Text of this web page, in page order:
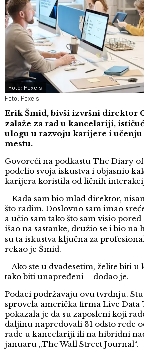
Foto: Pexels
Foto: Pexels
Erik Šmid, bivši izvršni direktor
zalaže za rad u kancelariji,
ulogu u razvoju karijere i učenju
mestu.
Govoreći na podkastu The Diary of
podelio svoja iskustva i objasnio
karijera koristila od ličnih
– Kada sam bio mlad direktor,
što radim. Doslovno sam imao
a učio sam tako što sam visio
išao na sastanke, družio se i bio na
su ta iskustva ključna za
rekao je Šmid.
– Ako ste u dvadesetim, želite biti
tako biti unapređeni – dodao je.
Podaci podržavaju ovu tvrdnju.
sprovela američka firma Live Data
pokazala je da su zaposleni koji
daljinu napredovali 31 odsto ređe
rade u kancelariji ili na hibridni
januaru „The Wall Street Journal“.